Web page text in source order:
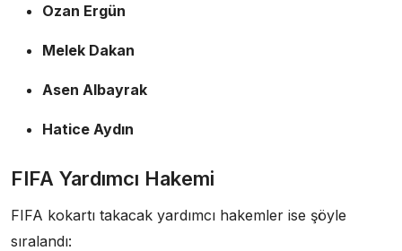
Ozan Ergün
Melek Dakan
Asen Albayrak
Hatice Aydın
FIFA Yardımcı Hakemi
FIFA kokartı takacak yardımcı hakemler ise şöyle
sıralandı: